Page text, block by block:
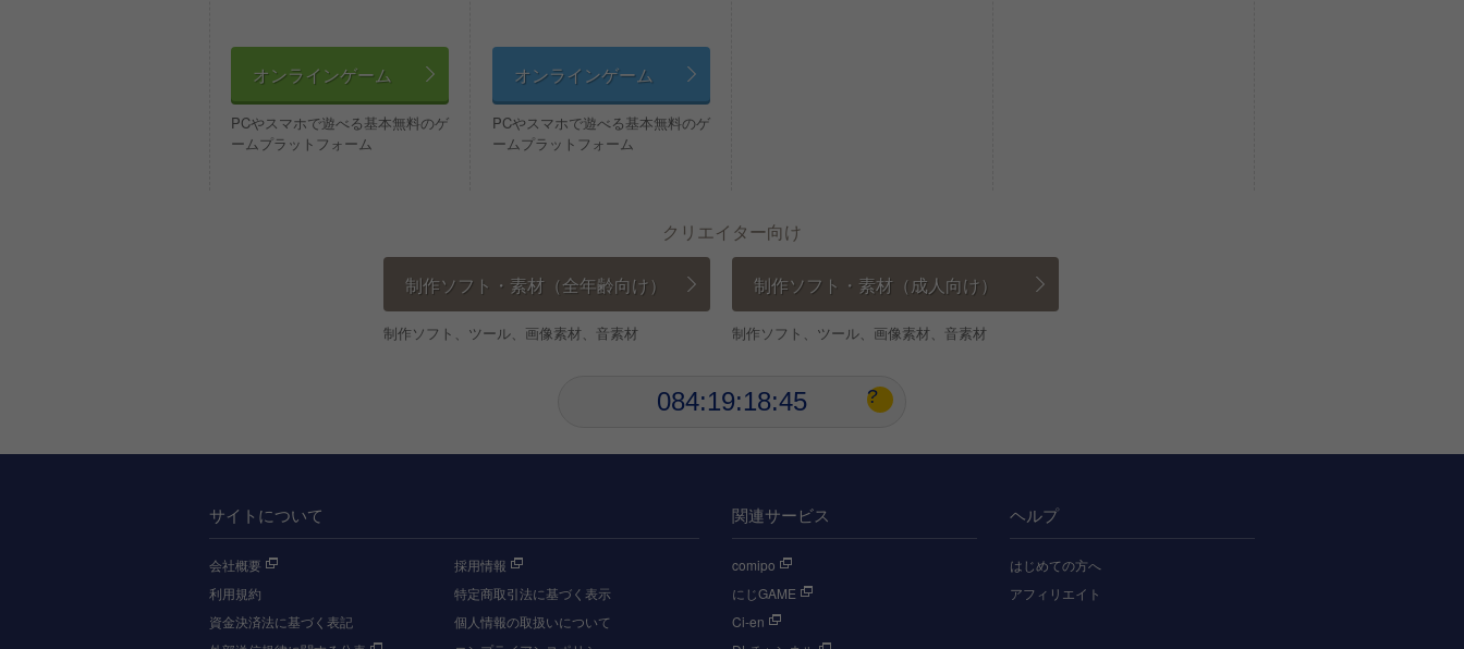
オンラインゲーム
PCやスマホで遊べる基本無料のゲ
ームプラットフォーム
オンラインゲーム
PCやスマホで遊べる基本無料のゲ
ームプラットフォーム
クリエイター向け
制作ソフト・素材（全年齢向け）
制作ソフト、ツール、画像素材、音素材
制作ソフト・素材（成人向け）
制作ソフト、ツール、画像素材、音素材
0
2
5
1
2
8
0
4
6
9
:1
3
2
3
6
9:1
3
5
6
7
8
9
2
3
4
5
6
8:
0
1
2
4
6
8
9
1
2
3
5
7
9
?
サイトについて
会社概要
採用情報
利用規約
特定商取引法に基づく表示
資金決済法に基づく表記
個人情報の取扱いについて
関連サービス
comipo
にじGAME
Ci-en
ヘルプ
はじめての方へ
アフィリエイト